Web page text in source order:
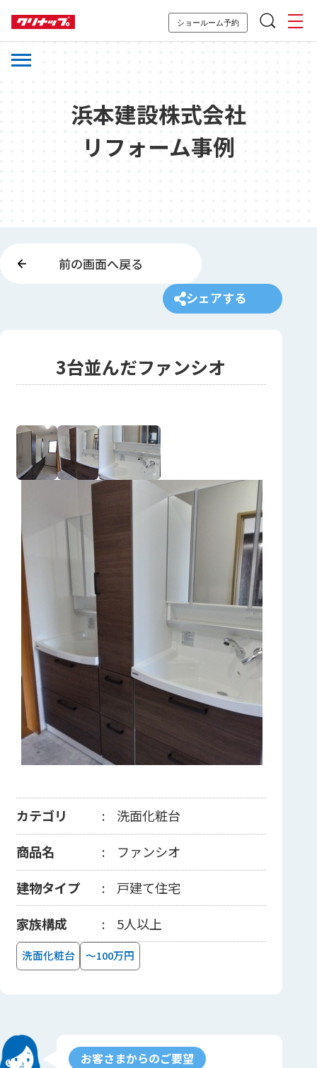
ショールーム予約
浜本建設株式会社
リフォーム事例
前の画面へ戻る
シェアする
3台並んだファンシオ
カテゴリ
洗面化粧台
商品名
ファンシオ
建物タイプ
戸建て住宅
家族構成
5人以上
洗面化粧台 ～100万円
お客さまからのご要望